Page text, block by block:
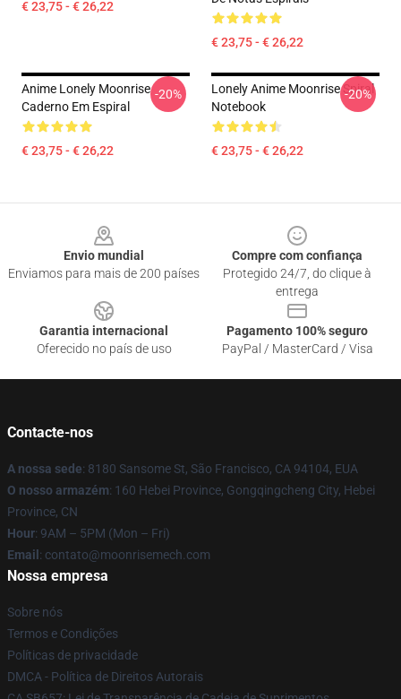
€ 23,75 - € 26,22
€ 23,75 - € 26,22
Anime Lonely Moonrise
Caderno Em Espiral
€ 23,75 - € 26,22
-20%
Lonely Anime Moonrise Spiral
Notebook
€ 23,75 - € 26,22
-20%
Envio mundial
Enviamos para mais de 200 países
Compre com confiança
Protegido 24/7, do clique à
entrega
Garantia internacional
Oferecido no país de uso
Pagamento 100% seguro
PayPal / MasterCard / Visa
Contacte-nos
A nossa sede: 8180 Sansome St, São Francisco, CA 94104, EUA
O nosso armazém: 160 Hebei Province, Gongqingcheng City, Hebei
Province, CN
Hour: 9AM – 5PM (Mon – Fri)
Email : contato@moonrisemech.com
Nossa empresa
Sobre nós
Termos e Condições
Políticas de privacidade
DMCA - Política de Direitos Autorais